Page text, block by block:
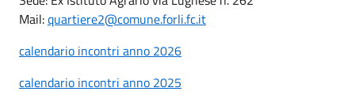
Mail:quartiere2@comune.forli.fc.it
calendario incontri anno 2026
calendario incontri anno 2025